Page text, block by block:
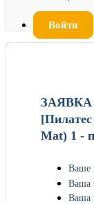
Войти
Mat) 1 -
Ваше
Ваша
Ваша